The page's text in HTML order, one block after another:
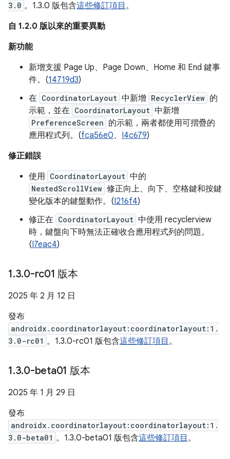
3.0 。1.3.0 版包含這些修訂項目 。
自 1.2.0 版以來的重要異動
新功能
新增支援 Page Up、Page Down、Home 和 End 鍵事
件。(14719d3)
在 CoordinatorLayout 中新增 RecyclerView 的
示範，並在 CoordinatorLayout 中新增
PreferenceScreen 的示範，兩者都使用可摺疊的
應用程式列。(fca56e0、 I4c679)
修正錯誤
使用 CoordinatorLayout 中的
NestedScrollView 修正向上、向下、空格鍵和按鍵
變化版本的鍵盤動作。(I216f4)
修正在 CoordinatorLayout 中使用 recyclerview
時，鍵盤向下時無法正確收合應用程式列的問題。
(I7eac4)
1.3.0-rc01 版本
2025 年 2 月 12 日
發布
androidx.coordinatorlayout:coordinatorlayout:1.
3.0-rc01 。1.3.0-rc01 版包含這些修訂項目 。
1.3.0-beta01 版本
2025 年 1 月 29 日
發布
androidx.coordinatorlayout:coordinatorlayout:1.
3.0-beta01 。1.3.0-beta01 版包含這些修訂項目 。